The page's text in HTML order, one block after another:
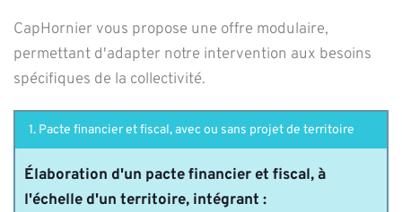
CapHornier vous propose une offre modulaire,
permettant d'adapter notre intervention aux besoins
spécifiques de la collectivité.
1. Pacte financier et fiscal, avec ou sans projet de territoire
Élaboration d'un pacte financier et fiscal, à
l'échelle d'un territoire, intégrant :